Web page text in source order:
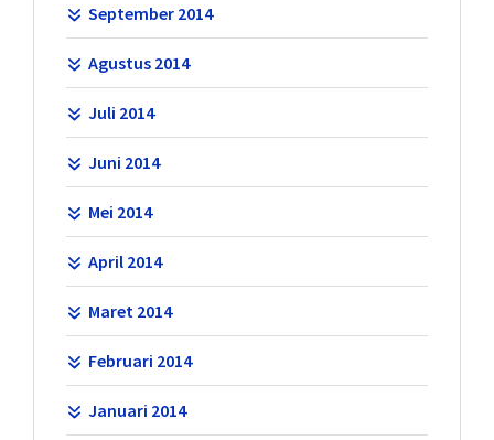
September 2014
Agustus 2014
Juli 2014
Juni 2014
Mei 2014
April 2014
Maret 2014
Februari 2014
Januari 2014